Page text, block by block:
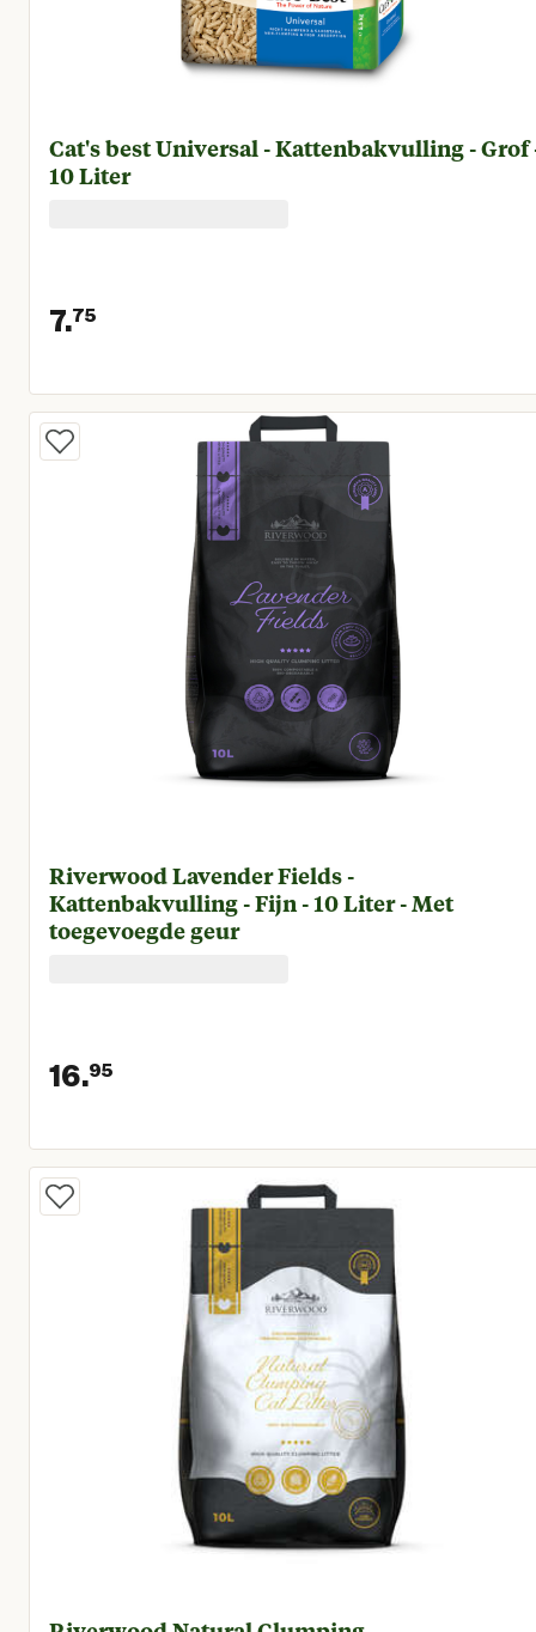
Cat's best Universal - Kattenbakvulling - Grof
10 Liter
7.75
Huidige prijs € 7,75
Riverwood Lavender Fields -
Kattenbakvulling - Fijn - 10 Liter - Met
toegevoegde geur
16.95
Huidige prijs € 16,95